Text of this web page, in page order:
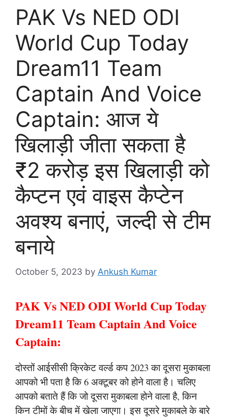
PAK Vs NED ODI
World Cup Today
Dream11 Team
Captain And Voice
Captain: आज ये
खिलाड़ी जीता सकता है
₹2 करोड़ इस खिलाड़ी को
कैप्टन एवं वाइस कैप्टेन
अवश्य बनाएं, जल्दी से टीम
बनाये
October 5, 2023 by Ankush Kumar
PAK Vs NED ODI World Cup Today
Dream11 Team Captain And Voice
Captain:
दोस्तों आईसीसी क्रिकेट वर्ल्ड कप 2023 का दूसरा मुकाबला
आपको भी पता है कि 6 अक्टूबर को होने वाला है। चलिए
आपको बताते हैं कि जो दूसरा मुकाबला होने वाला है, किन
किन टीमों के बीच में खेला जाएगा। इस दूसरे मुकाबले के बारे